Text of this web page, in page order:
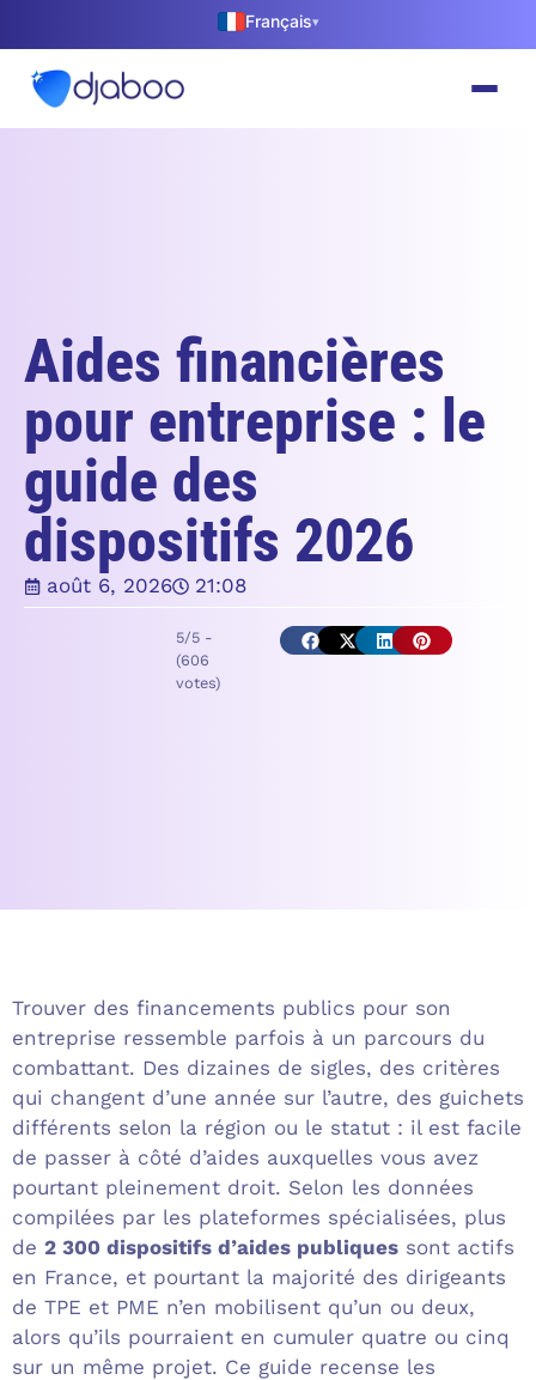
Français▾
Aides financières
pour entreprise : le
guide des
dispositifs 2026
août 6, 2026 21:08
5/5 -
(606
votes)
Trouver des financements publics pour son
entreprise ressemble parfois à un parcours du
combattant. Des dizaines de sigles, des critères
qui changent d’une année sur l’autre, des guichets
différents selon la région ou le statut : il est facile
de passer à côté d’aides auxquelles vous avez
pourtant pleinement droit. Selon les données
compilées par les plateformes spécialisées, plus
de 2 300 dispositifs d’aides publiques sont actifs
en France, et pourtant la majorité des dirigeants
de TPE et PME n’en mobilisent qu’un ou deux,
alors qu’ils pourraient en cumuler quatre ou cinq
sur un même projet. Ce guide recense les